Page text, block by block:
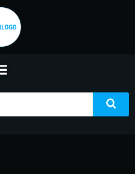
Saltar
contenido